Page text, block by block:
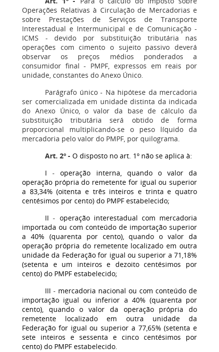
Operações Relativas à Circulação de Mercadorias e
sobre Prestações de Serviços de Transporte
Interestadual e Intermunicipal e de Comunicação -
ICMS - devido por substituição tributária nas
operações com cimento o sujeito passivo deverá
observar os preços médios ponderados a
consumidor final- PMPF, expressos em reais por
unidade, constantes do Anexo Único.
Parágrafo único- Na hipótese da mercadoria
ser comercializada em unidade distinta da indicada
do Anexo Único, o valor da base de cálculo da
substituição tributária será obtido de forma
proporcional multiplicando-se o peso líquido da
mercadoria pelo valor do PMPF, por quilograma.
Art. 2º- O disposto no art. 1º não se aplica à:
I-operação interna, quando o valor da
operação própria do remetente for igual ou superior
a 83,34% (oitenta e três inteiros e trinta e quatro
centésimos por cento) do PMPF estabelecido;
II- operação interestadual com mercadoria
importada ou com conteúdo de importação superior
a 40% (quarenta por cento), quando o valor da
operação própria do remetente localizado em outra
unidade da Federação for igual ou superior a 71,18%
(setenta e um inteiros e dezoito centésimos por
cento) do PMPF estabelecido;
III- mercadoria nacional ou com conteúdo de
importação igual ou inferior a 40% (quarenta por
cento), quando o valor da operação própria do
remetente localizado em outra unidade da
Federação for igual ou superior a 77,65% (setenta e
sete inteiros e sessenta e cinco centésimos por
cento) do PMPF estabelecido.